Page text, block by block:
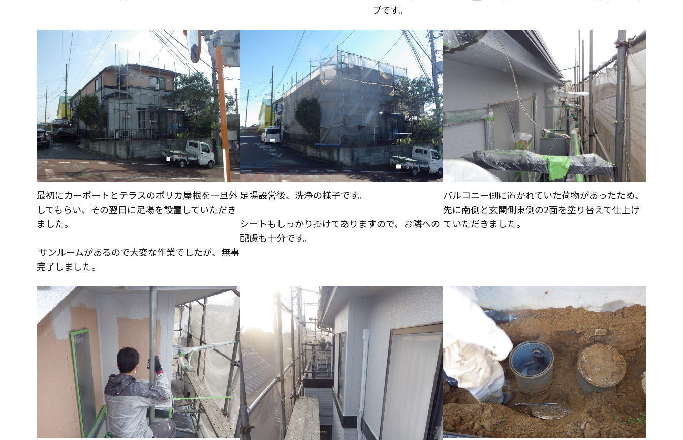
コモドホームについて
コモドホームの特長
リピート率70%超の理由
挑戦！地域No.1
お役立ち情報
リフォームに役立つ情報
はじめてのリフォーム
リフォームに必要な知識
リフォームにかかる費用
インフォメーション
会社概要
政府や行政への登録情報
店舗情報
スタッフ紹介
職人募集
コモドホームの実績
施工事例
お客様の声
工事日記
実績マンションリスト
その他
リフォームの流れ
よくある質問
介護保険適用の住宅改修について
お問い合わせ
プです。
最初にカーポートとテラスのポリカ屋根を一旦外
してもらい、その翌日に足場を設置していただき
ました。
サンルームがあるので大変な作業でしたが、無事
完了しました。
足場設営後、洗浄の様子です。
シートもしっかり掛けてありますので、お隣への
配慮も十分です。
バルコニー側に置かれていた荷物があったため、
先に南側と玄関側東側の2面を塗り替えて仕上げ
ていただきました。